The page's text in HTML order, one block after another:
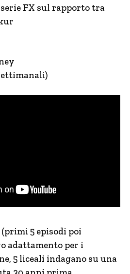
serie FX sul rapporto tra
(primi 5 episodi poi
adattamento per i
5 liceali indagano su una